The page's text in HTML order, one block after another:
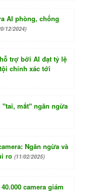
AI phòng, chống
12/2024)
trợ bởi AI đạt tỷ lệ
chính xác tới
"tai, mắt" ngăn ngừa
Ngăn ngừa và
ro (11/02/2025)
camera giám